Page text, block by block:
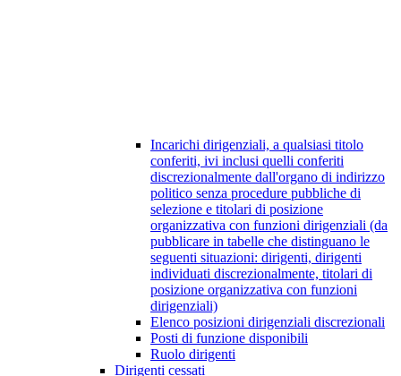
Incarichi dirigenziali, a qualsiasi titolo
conferiti, ivi inclusi quelli conferiti
discrezionalmente dall'organo di indirizzo
politico senza procedure pubbliche di
selezione e titolari di posizione
organizzativa con funzioni dirigenziali (da
pubblicare in tabelle che distinguano le
seguenti situazioni: dirigenti, dirigenti
individuati discrezionalmente, titolari di
posizione organizzativa con funzioni
dirigenziali)
Elenco posizioni dirigenziali discrezionali
Posti di funzione disponibili
Ruolo dirigenti
Dirigenti cessati